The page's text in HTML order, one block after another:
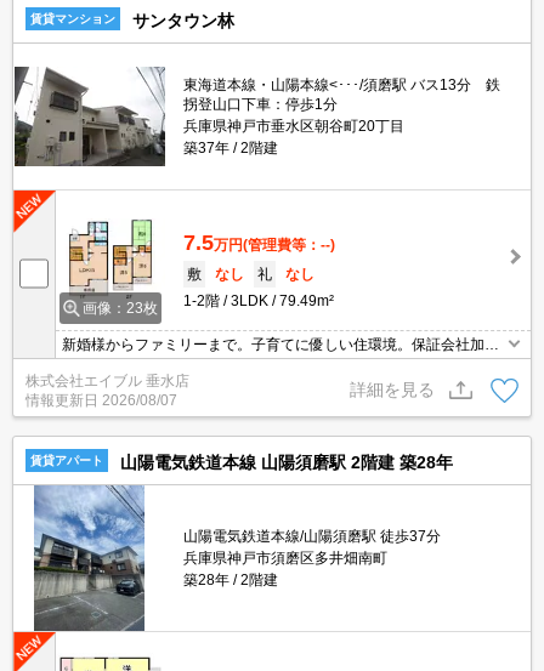
賃貸マンション サンタウン林
東海道本線・山陽本線<･･･/須磨駅 バス13分 鉄
拐登山口下車：停歩1分
兵庫県神戸市垂水区朝谷町20丁目
築37年
2階建
画像：23枚
7.5万円(管理費等：--)
敷
なし 礼
なし
1-2階
3LDK 79.49m²
新婚様からファミリーまで。子育てに優しい住環境。保証会社加入
要（初回に月総額50%、更新料1.2万円/年）。
株式会社エイブル 垂水店
情報更新日 2026/08/07
詳細を見る
賃貸アパート 山陽電気鉄道本線 山陽須磨駅 2階建 築28年
山陽電気鉄道本線/山陽須磨駅 徒歩37分
兵庫県神戸市須磨区多井畑南町
築28年
2階建